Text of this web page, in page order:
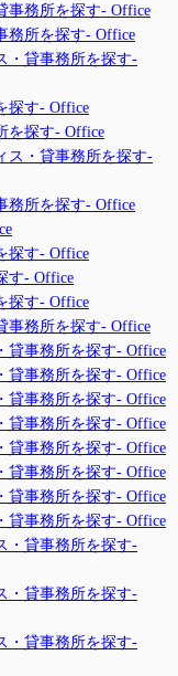
事務所を探す- Office
務所を探す- Office
・貸事務所を探す-
探す- Office
を探す- Office
ス・貸事務所を探す-
務所を探す- Office
探す- Office
す- Office
探す- Office
事務所を探す- Office
貸事務所を探す- Office
貸事務所を探す- Office
貸事務所を探す- Office
貸事務所を探す- Office
貸事務所を探す- Office
貸事務所を探す- Office
貸事務所を探す- Office
貸事務所を探す- Office
・貸事務所を探す-
・貸事務所を探す-
・貸事務所を探す-